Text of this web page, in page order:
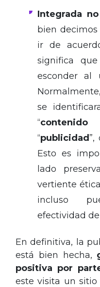
Integrada
bien
ir de
significa
esconder al
se
“
“publicidad
Esto es
lado
vertiente
incluso
efectividad
En definitiva, la
está bien hecha,
positiva por
este visita un